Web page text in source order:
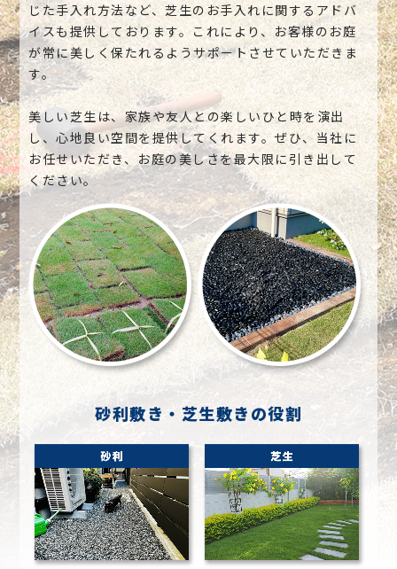
じた手入れ方法など、芝生のお手入れに関するアドバ
イスも提供しております。これにより、お客様のお庭
が常に美しく保たれるようサポートさせていただきま
す。
美しい芝生は、家族や友人との楽しいひと時を演出
し、心地良い空間を提供してくれます。ぜひ、当社に
お任せいただき、お庭の美しさを最大限に引き出して
ください。
砂利敷き・芝生敷きの役割